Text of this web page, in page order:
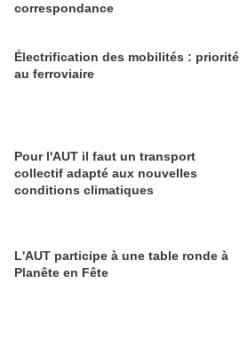
correspondance
Électrification des mobilités : priorité
au ferroviaire
Pour l'AUT il faut un transport
collectif adapté aux nouvelles
conditions climatiques
L'AUT participe à une table ronde à
Planête en Fête